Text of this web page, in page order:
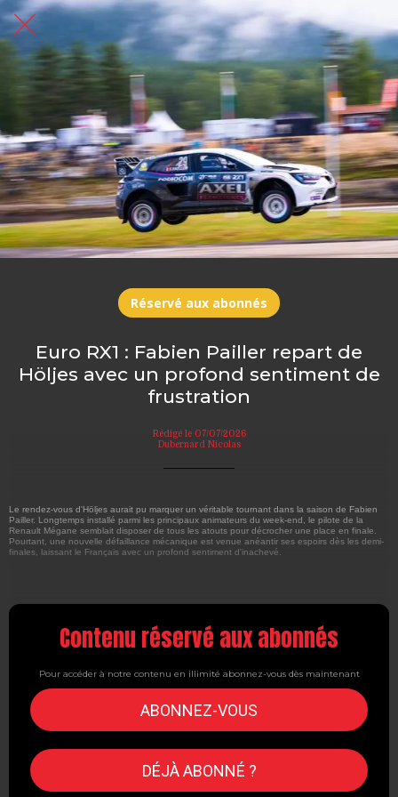
Réservé aux abonnés
Euro RX1 : Fabien Pailler repart de
Höljes avec un profond sentiment de
frustration
Rédigé le 07/07/2026
Dubernard Nicolas
Le rendez-vous d'Höljes aurait pu marquer un véritable tournant dans la saison de Fabien
Pailler. Longtemps installé parmi les principaux animateurs du week-end, le pilote de la
Renault Mégane semblait disposer de tous les atouts pour décrocher une place en finale.
Pourtant, une nouvelle défaillance mécanique est venue anéantir ses espoirs dès les demi-
finales, laissant le Français avec un profond sentiment d'inachevé.
Contenu réservé aux abonnés
Pour accéder à notre contenu en illimité abonnez-vous dès maintenant
ABONNEZ-VOUS
DÉJÀ ABONNÉ ?